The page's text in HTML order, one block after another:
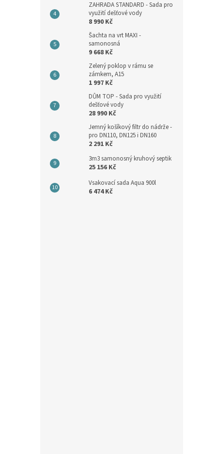
ZAHRADA STANDARD - Sada pro
využití dešťové vody
8 990 Kč
Šachta na vrt MAXI -
samonosná
9 668 Kč
Zelený poklop v rámu se
zámkem, A15
1 997 Kč
DŮM TOP - Sada pro využití
dešťové vody
28 990 Kč
Jemný košíkový filtr do nádrže -
pro DN110, DN125 i DN160
2 291 Kč
3m3 samonosný kruhový septik
25 156 Kč
Vsakovací sada Aqua 900l
6 474 Kč